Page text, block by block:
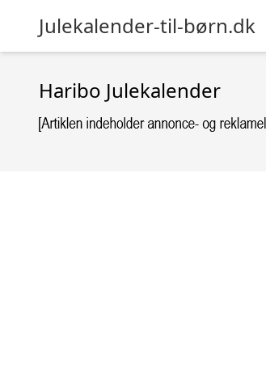
Julekalender-til-børn.dk
Haribo Julekalender